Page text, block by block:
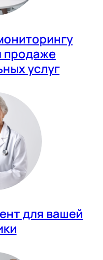
продаже
услуг
для вашей